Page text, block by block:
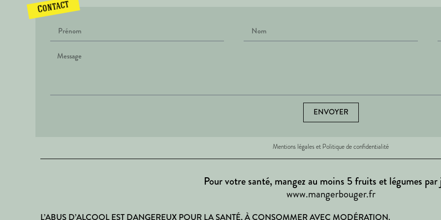
Contact
ENVOYER
Mentions légales et Politique de confidentialité
Pour votre santé, mangez au moins 5 fruits et légumes par
www.mangerbouger.fr
L’ABUS D’ALCOOL EST DANGEREUX POUR LA SANTÉ, À CONSOMMER AVEC MODÉRATION.